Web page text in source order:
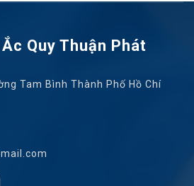
Quy Thuận Phát
Tam Bình Thành Phố Hồ Chí